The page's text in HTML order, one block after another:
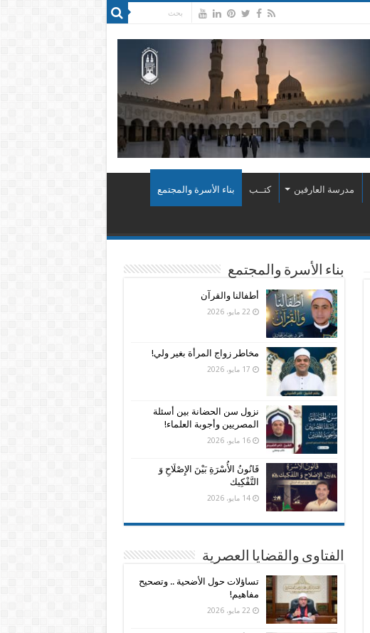
مدرسة العارفين كتــب بناء الأسرة والمجتمع
بناء الأسرة والمجتمع
أطفالنا والقرآن
22 مايو، 2026
مخاطر زواج المرأة بغير ولي!
17 مايو، 2026
نزول سن الحضانة بين أسئلة
المصريين وأجوبة العلماء!
16 مايو، 2026
قَانُونُ الأُسْرَةِ بَيْنَ الإِصْلَاحِ وَ
التَّفْكِيك
14 مايو، 2026
الفتاوى والقضايا العصرية
تساؤلات حول الأضحية .. وتصحيح
مفاهيم!
22 مايو، 2026